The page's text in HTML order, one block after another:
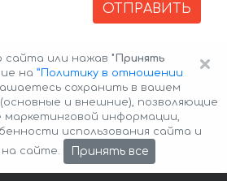
ОТПРАВИТЬ
2026 Авто-Аренда Cookie Policy
×
сайта или нажав "Принять
на ”Политику в отношении
сохранить в вашем
и внешние), позволяющие
маркетинговой информации,
использования сайта и
сайте.
Принять все